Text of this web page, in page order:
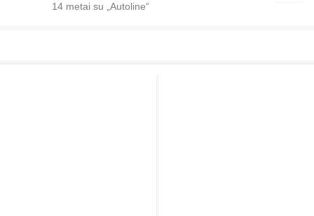
14 metai su „Autoline“